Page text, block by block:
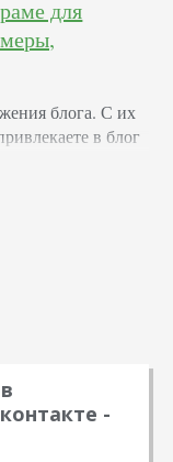
для
блога. С их
в блог
то, что они тем
пользователям.
чередовать…
-